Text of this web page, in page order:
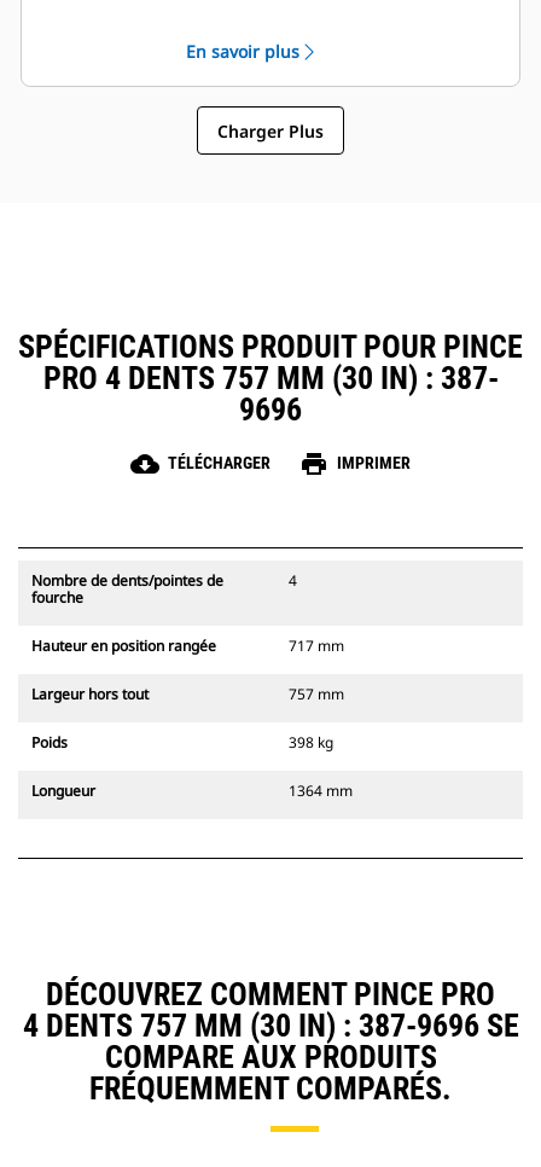
d'attache. Il est recommandé de
sélectionner des modèles de
pinces compatibles avec les
attaches à accouplement par axes
Cat, ce qui permet un partage des
maintenance et du
fonctionnement général font des
pinces un accessoire plus simple
et au coût d'exploitation plus
abordable que les grappins
En savoir plus
Charger Plus
SPÉCIFICATIONS PRODUIT POUR PINCE
PRO 4 DENTS 757 MM (30 IN) : 387-
9696
cloud_download TÉLÉCHARGER print IMPRIMER
Nombre de dents/pointes de
fourche
4
Hauteur en position rangée 717 mm
Largeur hors tout 757 mm
Poids 398 kg
Longueur 1364 mm
DÉCOUVREZ COMMENT PINCE PRO
4 DENTS 757 MM (30 IN) : 387-9696 SE
COMPARE AUX PRODUITS
FRÉQUEMMENT COMPARÉS.